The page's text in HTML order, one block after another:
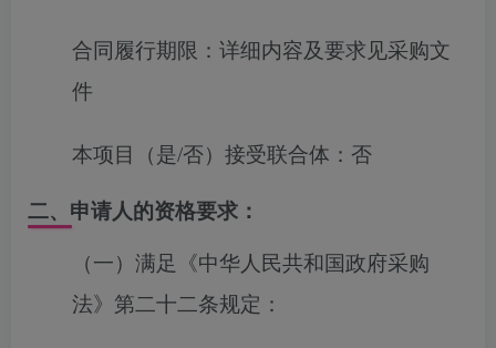
合同履行期限： 详细内容及要求见采购文
件
本项目（是/否）接受联合体： 否
二、申请人的资格要求：
（一）满足《中华人民共和国政府采购
法》第二十二条规定：